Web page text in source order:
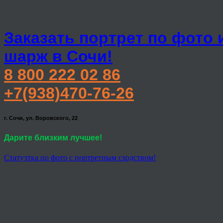
Заказать портрет по фото
шарж в Сочи!
8 800 222 02 86
+7(938)470-76-26
г. Сочи, ул. Воровского, 22
Дарите близким лучшее!
Статуэтка по фото с портретным сходством!